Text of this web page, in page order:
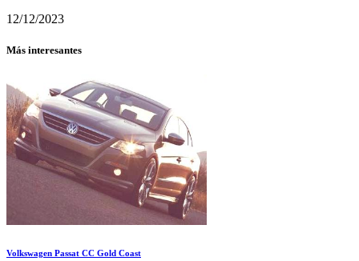
12/12/2023
Más interesantes
Volkswagen Passat CC Gold Coast